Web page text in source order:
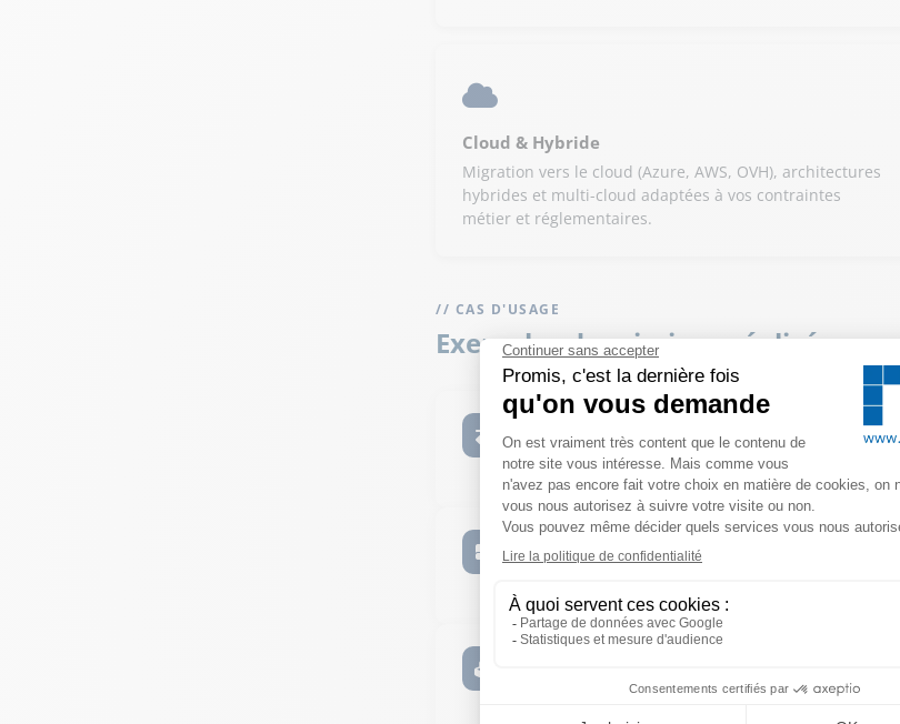
Cloud & Hybride
Migration vers le cloud (Azure, AWS, OVH), architectures
hybrides et multi-cloud adaptées à vos contraintes
métier et réglementaires.
// CAS D'USAGE
Exemples de missions réalisées
Migration Microsoft 365
Accompagnement complet dans la migration de
utilisateurs et le déploiement de Teams.
Infogérance complète
Prise en charge de l'ensemble du SI d'une PME de
utilisateur et gestion des sauvegardes.
Migration d'applications métier vers des